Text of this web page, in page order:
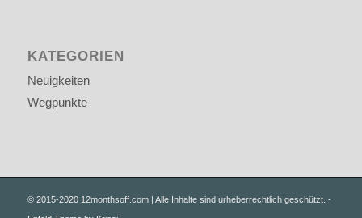
KATEGORIEN
Neuigkeiten
Wegpunkte
© 2015-2020 12monthsoff.com | Alle Inhalte sind urheberrechtlich geschützt. -